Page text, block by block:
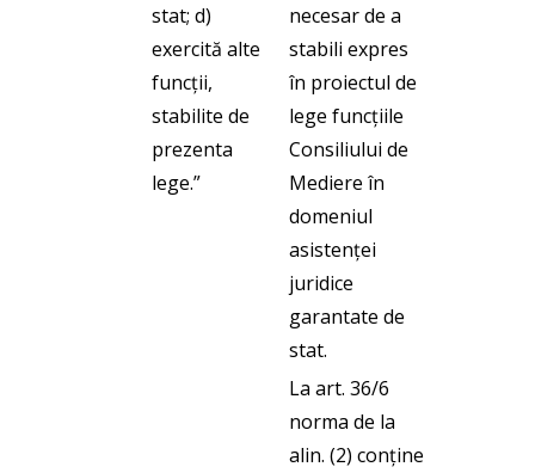
stat; d)
exercită alte
funcții,
stabilite de
prezenta
lege.”
necesar de a
stabili expres
în proiectul de
lege funcțiile
Consiliului de
Mediere în
domeniul
asistenței
juridice
garantate de
stat.
La art. 36/6
norma de la
alin. (2) conține